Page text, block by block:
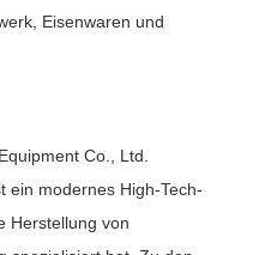
Eisenwaren und
Co., Ltd.
ein modernes High-Tech-
Herstellung von